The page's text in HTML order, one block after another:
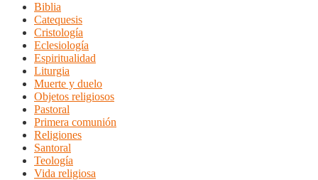
Biblia
Catequesis
Cristología
Eclesiología
Espiritualidad
Liturgia
Muerte y duelo
Objetos religiosos
Pastoral
Primera comunión
Religiones
Santoral
Teología
Vida religiosa